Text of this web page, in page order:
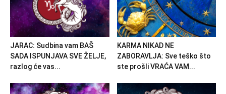
JARAC: Sudbina vam BAŠ
SADA ISPUNJAVA SVE ŽELJE,
razlog će vas...
KARMA NIKAD NE
ZABORAVLJA: Sve teško što
ste prošli VRAĆA VAM...